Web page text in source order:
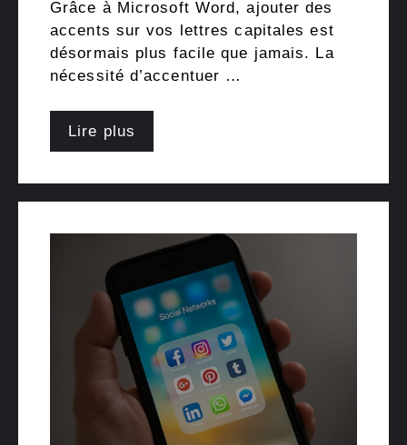
Grâce à Microsoft Word, ajouter des
accents sur vos lettres capitales est
désormais plus facile que jamais. La
nécessité d’accentuer …
Lire plus